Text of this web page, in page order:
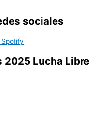
sociales
Spotify
2025 Lucha Libre